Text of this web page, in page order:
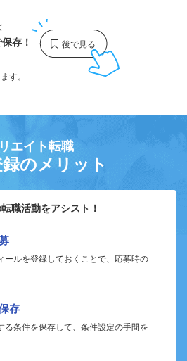
保存！
す。
エイト転職
のメリット
職活動をアシスト！
ールを登録しておくことで、応募時の
存
る条件を保存して、条件設定の手間を